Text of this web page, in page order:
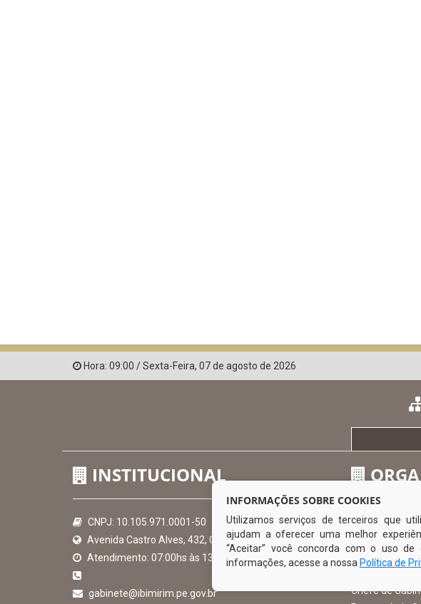
Hora: 09:00 /Sexta-Feira, 07 de agosto de 2026
INSTITUCIONAL
CNPJ: 10.105.971.0001-50
Avenida Castro Alves, 432, Centro - CEP: 56-580-000
Atendimento: 07:00hs às 13:00hs
gabinete@ibimirim.pe.gov.br
O Prefeito
Vice Prefeito
Ouvidoria
Chefe de
INFORMAÇÕES SOBRE COOKIES
Utilizamos serviços de terceiros que
ajudam a oferecer uma melhor
“Aceitar” você concorda com o uso
informações, acesse a nossa Política de